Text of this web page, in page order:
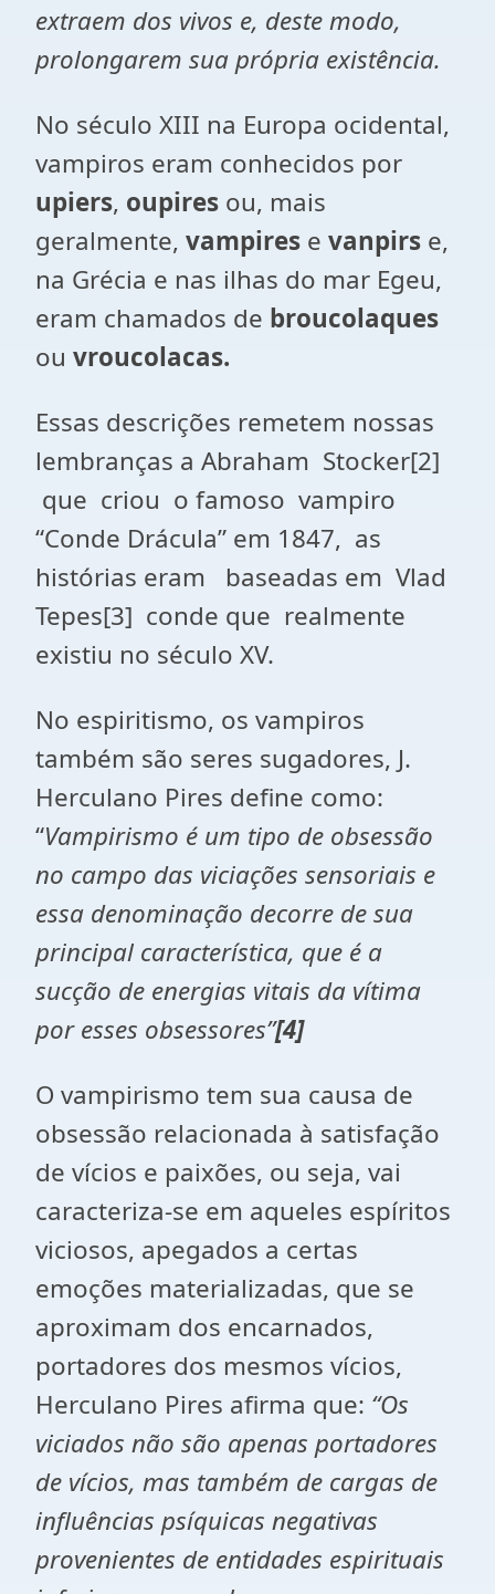
extraem dos vivos e, deste modo,
prolongarem sua própria existência.
No século XIII na Europa ocidental,
vampiros eram conhecidos por
upiers, oupires ou, mais
geralmente, vampires e vanpirs e,
na Grécia e nas ilhas do mar Egeu,
eram chamados de broucolaques
ou vroucolacas.
Essas descrições remetem nossas
lembranças a Abraham Stocker[2]
que criou o famoso vampiro
“Conde Drácula” em 1847, as
histórias eram baseadas em Vlad
Tepes[3] conde que realmente
existiu no século XV.
No espiritismo, os vampiros
também são seres sugadores, J.
Herculano Pires define como:
“Vampirismo é um tipo de obsessão
no campo das viciações sensoriais e
essa denominação decorre de sua
principal característica, que é a
sucção de energias vitais da vítima
por esses obsessores”[4]
O vampirismo tem sua causa de
obsessão relacionada à satisfação
de vícios e paixões, ou seja, vai
caracteriza-se em aqueles espíritos
viciosos, apegados a certas
emoções materializadas, que se
aproximam dos encarnados,
portadores dos mesmos vícios,
Herculano Pires afirma que: “Os
viciados não são apenas portadores
de vícios, mas também de cargas de
influências psíquicas negativas
provenientes de entidades espirituais